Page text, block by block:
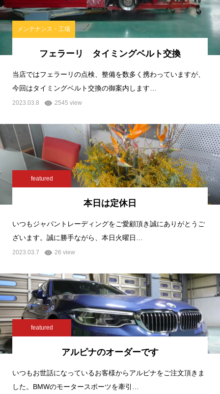
メンテナンス・工場
フェラーリ タイミングベルト交換
当店ではフェラーリの点検、整備を数多く携わっていますが、
今回はタイミングベルト交換の御案内します…
2023.03.8 2545 view
featured
本日は定休日
いつもジャパントレーディングをご愛顧頂き誠にありがとうご
ざいます。誠に勝手ながら、本日火曜日…
2023.03.7 26 view
featured
アルピナのオーダーです
いつもお世話になっているお客様からアルピナをご注文頂きま
した。BMWのモータースポーツを牽引…